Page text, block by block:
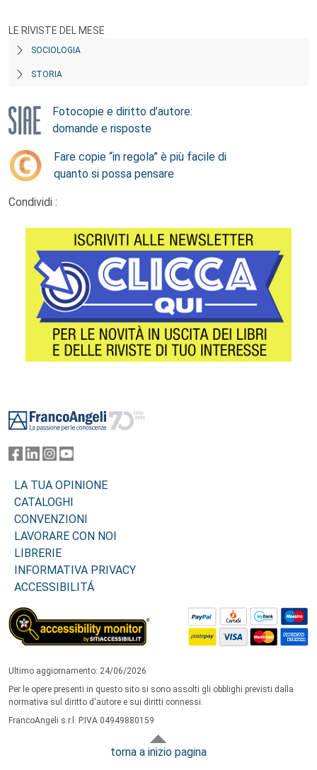
LE RIVISTE DEL MESE
SOCIOLOGIA
STORIA
Fotocopie e diritto d’autore:
domande e risposte
Fare copie “in regola” è più facile di
quanto si possa pensare
Condividi :
LA TUA OPINIONE
CATALOGHI
CONVENZIONI
LAVORARE CON NOI
LIBRERIE
INFORMATIVA PRIVACY
ACCESSIBILITÁ
Ultimo aggiornamento: 24/06/2026
Per le opere presenti in questo sito si sono assolti gli obblighi previsti dalla
normativa sul diritto d'autore e sui diritti connessi.
FrancoAngeli s.r.l. P.IVA 04949880159
torna a inizio pagina